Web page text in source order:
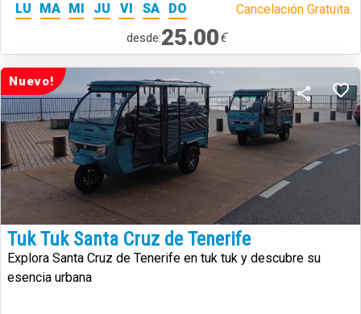
LU MA MI JU VI SA DO Cancelación Gratuita.
desde:25.00€
Nuevo!
Tuk Tuk Santa Cruz de Tenerife
Explora Santa Cruz de Tenerife en tuk tuk y descubre su
esencia urbana